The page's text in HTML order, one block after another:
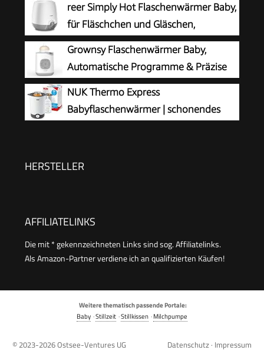
reer Simply Hot Flaschenwärmer Baby,
für Fläschchen und Gläschen,
Weiß/Grau
Grownsy Flaschenwärmer Baby,
Automatische Programme & Präzise
Temperatur
NUK Thermo Express
Babyflaschenwärmer | schonendes
automatische Abschaltung | Korb zum einfachen
HERSTELLER
AFFILIATELINKS
Die mit * gekennzeichneten Links sind sog. Affiliatelinks.
Als Amazon-Partner verdiene ich an qualifizierten Käufen!
Weitere thematisch passende Portale:
Baby ·Stillzeit ·Stillkissen ·Milchpumpe
© 2023-2026Ostsee-Ventures UG Datenschutz · Impressum